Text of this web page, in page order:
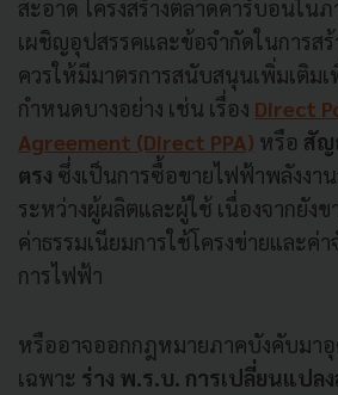
สะอาด โครงสร้างตลาดคาร์บอนใน
เผชิญอุปสรรคและข้อจำกัดในการสร้
ควรให้มีมาตรการสนับสนุนเพิ่มเติม
กำหนดบางอย่าง เช่น เรื่อง Direct
Agreement (Direct PPA) หรือ สัญ
ตรง ซึ่งเป็นการซื้อขายไฟฟ้าพลังงา
ระหว่างผู้ผลิตและผู้ใช้ เนื่องจากยังข
ค่าธรรมเนียมการใช้โครงข่ายและค่า
การไฟฟ้า
หรืออาจออกกฎหมายภาคบังคับมาอุ
เฉพาะ ร่าง พ.ร.บ. การเปลี่ยนแปล